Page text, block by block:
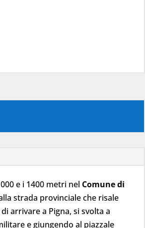
e i 1400 metri nel Comune di
strada provinciale che risale
arrivare a Pigna, si svolta a
e giungendo al piazzale